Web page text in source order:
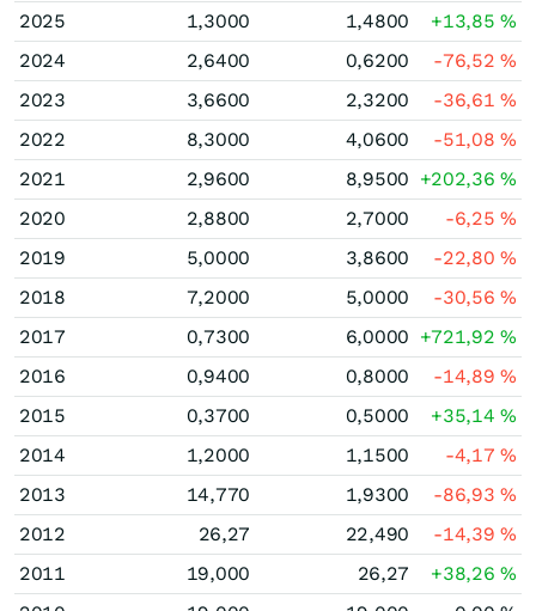
2025
1,3000 1,4800 +13,85%
2024
2,6400 0,6200 -76,52%
2023
3,6600 2,3200 -36,61%
2022
8,3000 4,0600 -51,08%
2021
2,9600 8,9500 +202,36%
2020
2,8800 2,7000 -6,25%
2019
5,0000 3,8600 -22,80%
2018
7,2000 5,0000 -30,56%
2017
0,7300 6,0000 +721,92%
2016
0,9400 0,8000 -14,89%
2015
0,3700 0,5000 +35,14%
2014
1,2000 1,1500 -4,17%
2013
14,770 1,9300 -86,93%
2012
26,27 22,490 -14,39%
2011
19,000 26,27 +38,26%